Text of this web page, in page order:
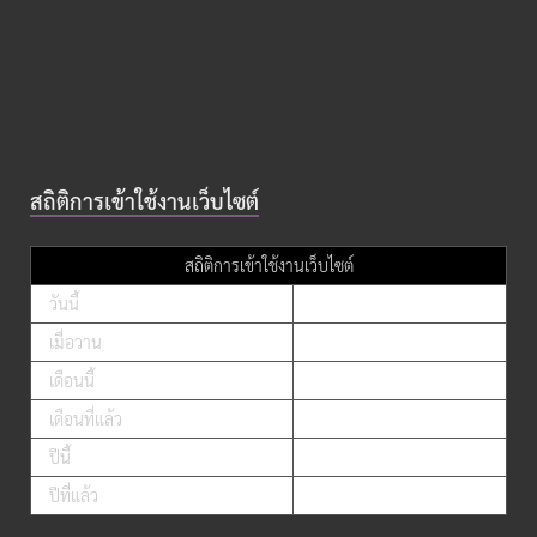
สถิติการเข้าใช้งานเว็บไซต์
สถิติการเข้าใช้งานเว็บไซต์
วันนี้
เมื่อวาน
เดือนนี้
เดือนที่แล้ว
ปีนี้
ปีที่แล้ว